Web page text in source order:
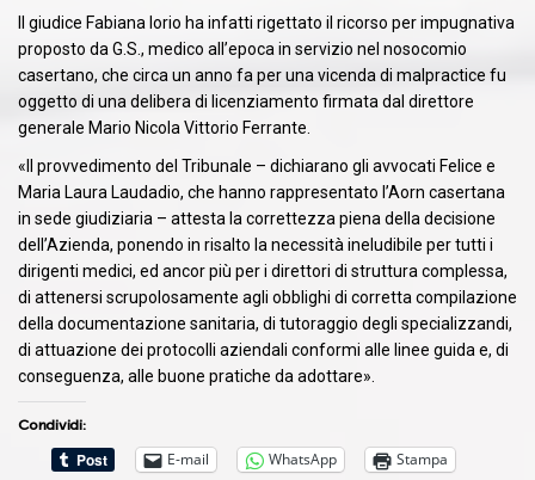
Il giudice Fabiana Iorio ha infatti rigettato il ricorso per impugnativa
proposto da G.S., medico all’epoca in servizio nel nosocomio
casertano, che circa un anno fa per una vicenda di malpractice fu
oggetto di una delibera di licenziamento firmata dal direttore
generale Mario Nicola Vittorio Ferrante.
«Il provvedimento del Tribunale – dichiarano gli avvocati Felice e
Maria Laura Laudadio, che hanno rappresentato l’Aorn casertana
in sede giudiziaria – attesta la correttezza piena della decisione
dell’Azienda, ponendo in risalto la necessità ineludibile per tutti i
dirigenti medici, ed ancor più per i direttori di struttura complessa,
di attenersi scrupolosamente agli obblighi di corretta compilazione
della documentazione sanitaria, di tutoraggio degli specializzandi,
di attuazione dei protocolli aziendali conformi alle linee guida e, di
conseguenza, alle buone pratiche da adottare».
Condividi:
E-mail
WhatsApp Stampa